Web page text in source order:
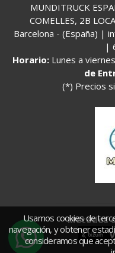
MUNDITRUCK
COMELLES, 2B
Barcelona - (España) |
|
Horario: Lunes a
de
(*) Precios
Métodos
Usamos cookies de
navegación, y obtener
consideramos que